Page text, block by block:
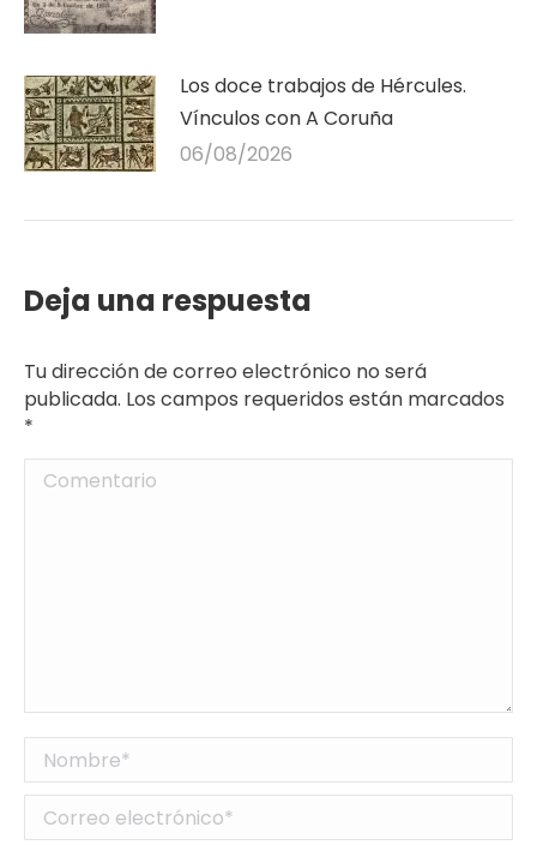
Los doce trabajos de Hércules.
Vínculos con A Coruña
06/08/2026
Deja una respuesta
Tu dirección de correo electrónico no será
publicada. Los campos requeridos están marcados
*
Comentario
Nombre *
Correo electrónico *